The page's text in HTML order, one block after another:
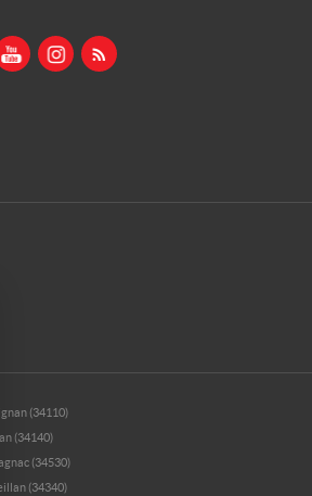
(34110)
(34140)
(34530)
(34340)